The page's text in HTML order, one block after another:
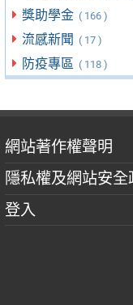
獎助學金 ( 166 )
流感新聞 ( 17 )
防疫專區 ( 118 )
網站著作權聲明
隱私權及網站安全
登入